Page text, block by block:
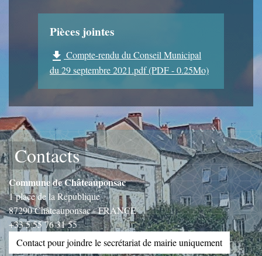
Pièces jointes
file_download Compte-rendu du Conseil Municipal
du 29 septembre 2021.pdf (PDF - 0.25Mo)
Contacts
Commune de Châteauponsac
1 place de la République
87290 Châteauponsac - FRANCE
+33 5 55 76 31 55
Contact pour joindre le secrétariat de mairie uniquement